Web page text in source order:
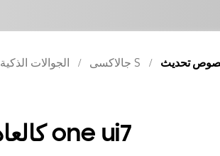
الجوالات الذكية جالاكسى S
كالعادة بخصوص تحديث one ui7